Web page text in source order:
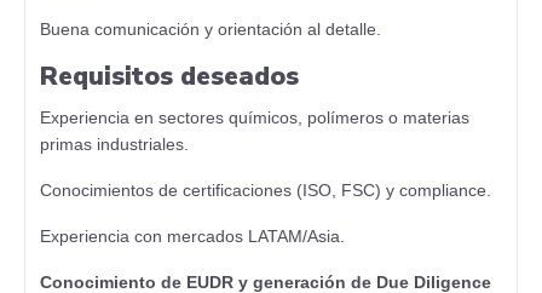
Buena comunicación y orientación al detalle.
Requisitos deseados
Experiencia en sectores químicos, polímeros o materias
primas industriales.
Conocimientos de certificaciones (ISO, FSC) y compliance.
Experiencia con mercados LATAM/Asia.
Conocimiento de EUDR y generación de Due Diligence